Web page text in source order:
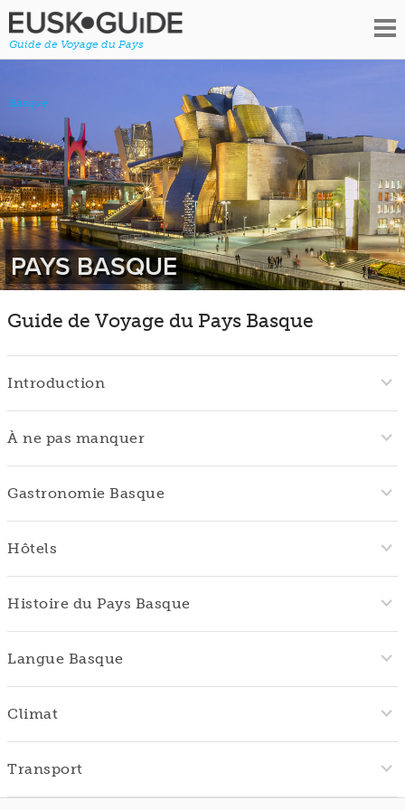
Guide de Voyage du Pays
Basque
PAYS BASQUE
Guide de Voyage du Pays Basque
Introduction
À ne pas manquer
Gastronomie Basque
Hôtels
Histoire du Pays Basque
Langue Basque
Climat
Transport